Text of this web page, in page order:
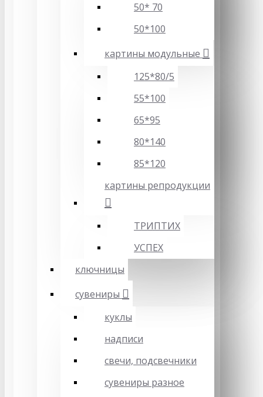
50* 70
50*100
картины модульные
125*80/5
55*100
65*95
80*140
85*120
картины репродукции
ТРИПТИХ
УСПЕХ
ключницы
сувениры
куклы
надписи
свечи, подсвечники
сувениры разное